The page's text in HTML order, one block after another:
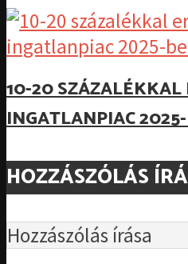
10-20 SZÁZALÉKKAL
INGATLANPIAC
HOZZÁSZÓLÁS
Hozzászólás írása